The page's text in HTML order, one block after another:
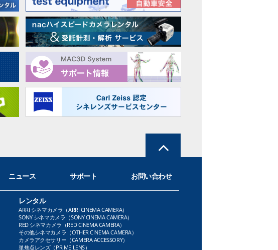
ニュース サポート お問い合わせ
レンタル
ARRI シネマカメラ（ARRI CINEMA CAMERA）
SONY シネマカメラ（SONY CINEMA CAMERA）
RED シネマカメラ（RED CINEMA CAMERA）
その他シネマカメラ（OTHER CINEMA CAMERA）
カメラアクセサリー（CAMERA ACCESSORY）
単焦点レンズ（PRIME LENS）